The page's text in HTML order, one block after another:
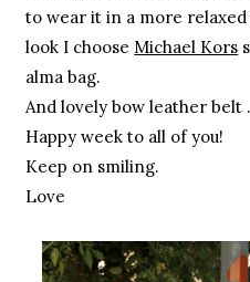
to wear it in a more
look I choose Michael Kors
alma bag.
And lovely bow leather belt .
Happy week to all of you!
Keep on smiling.
Love